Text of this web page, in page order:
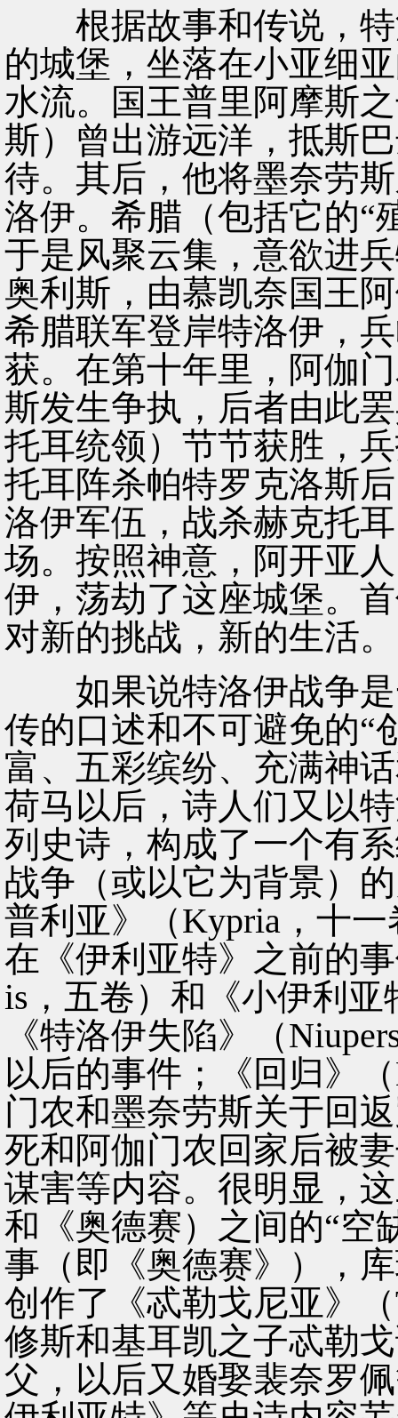
根据故事和传说，特
的城堡，坐落在小亚细
水流。国王普里阿摩斯
斯）曾出游远洋，抵斯
待。其后，他将墨奈劳
洛伊。希腊（包括它的“
于是风聚云集，意欲进
奥利斯，由慕凯奈国王
希腊联军登岸特洛伊，
获。在第十年里，阿伽
斯发生争执，后者由此
托耳统领）节节获胜，
托耳阵杀帕特罗克洛斯
洛伊军伍，战杀赫克托
场。按照神意，阿开亚
伊，荡劫了这座城堡。
对新的挑战，新的生活。
如果说特洛伊战争是
传的口述和不可避免的“
富、五彩缤纷、充满神
荷马以后，诗人们又以
列史诗，构成了一个有
战争（或以它为背景）
普利亚》（Kypria，十
在《伊利亚特》之前的
is，五卷）和《小伊利
《特洛伊失陷》（
以后的事件；《回归》
门农和墨奈劳斯关于回
死和阿伽门农回家后被
谋害等内容。很明显，
和《奥德赛）之间的“空
事（即《奥德赛》），
创作了《忒勒戈尼亚》
修斯和基耳凯之子忒勒
父，以后又婚娶裴奈罗